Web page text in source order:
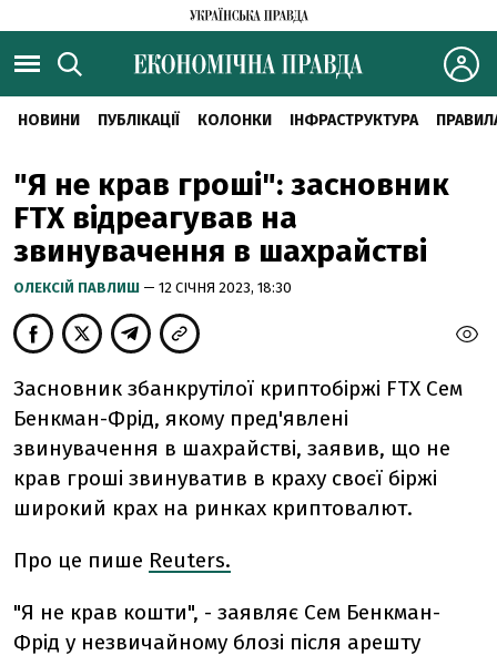
НОВИНИ ПУБЛІКАЦІЇ КОЛОНКИ ІНФРАСТРУКТУРА
"Я не крав гроші": засновник
FTX відреагував на
звинувачення в шахрайстві
ОЛЕКСІЙ ПАВЛИШ — 12 СІЧНЯ 2023, 18:30
Засновник збанкрутілої криптобіржі FTX Сем
Бенкман-Фрід, якому пред'явлені
звинувачення в шахрайстві, заявив, що не
крав гроші звинуватив в краху своєї біржі
широкий крах на ринках криптовалют.
Про це пише Reuters.
"Я не крав кошти", - заявляє Сем Бенкман-
Фрід у незвичайному блозі після арешту